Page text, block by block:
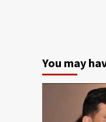
You may